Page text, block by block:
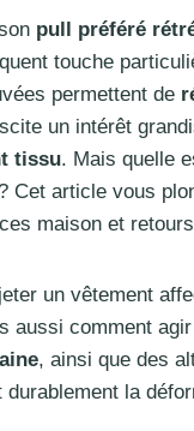
pull préféré
touche
permettent de
un intérêt
tissu. Mais quelle
? Cet article vous
maison et
un vêtement
aussi comment
, ainsi que des
durablement la